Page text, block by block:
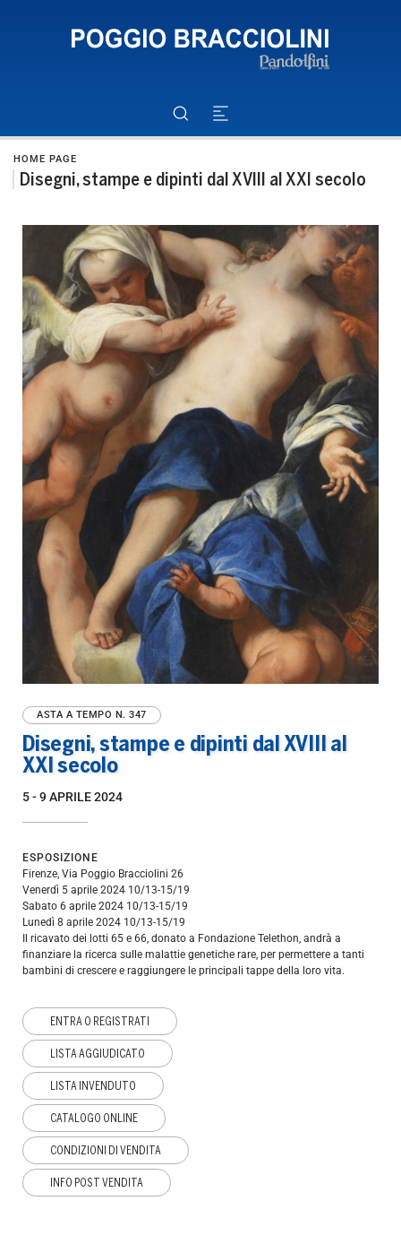
HOME PAGE
Disegni, stampe e dipinti dal XVIII al XXI secolo
ASTA A TEMPO N. 347
Disegni, stampe e dipinti dal XVIII al
XXI secolo
5 -9 APRILE 2024
ESPOSIZIONE
Firenze, Via Poggio Bracciolini 26
Venerdì 5 aprile 2024 10/13-15/19
Sabato 6 aprile 2024 10/13-15/19
Lunedì 8 aprile 2024 10/13-15/19
Il ricavato dei lotti 65 e 66, donato a Fondazione Telethon, andrà a
finanziare la ricerca sulle malattie genetiche rare, per permettere a tanti
bambini di crescere e raggiungere le principali tappe della loro vita.
ENTRA O REGISTRATI
LISTA AGGIUDICATO
LISTA INVENDUTO
CATALOGO ONLINE
CONDIZIONI DI VENDITA
INFO POST VENDITA